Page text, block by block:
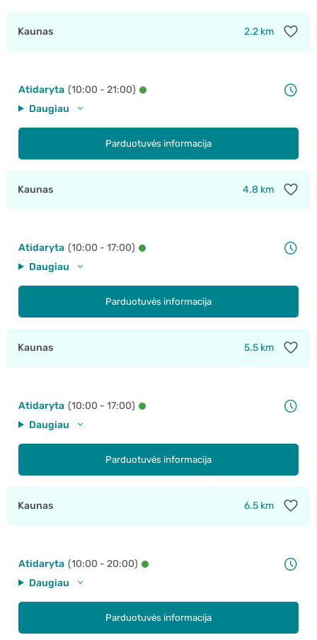
Kaunas 2.2 km
Atidaryta (10:00 - 21:00)
Daugiau
Parduotuvės informacija
Kaunas 4.8 km
Atidaryta (10:00 - 17:00)
Daugiau
Parduotuvės informacija
Kaunas 5.5 km
Atidaryta (10:00 - 17:00)
Daugiau
Parduotuvės informacija
Kaunas 6.5 km
Atidaryta (10:00 - 20:00)
Daugiau
Parduotuvės informacija